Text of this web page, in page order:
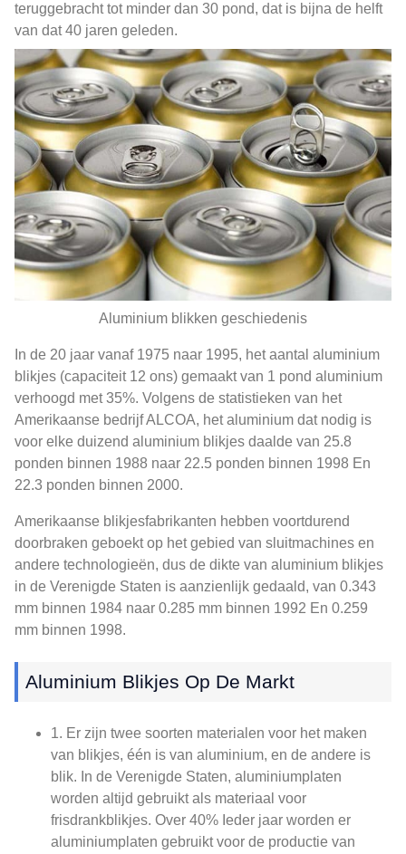
teruggebracht tot minder dan 30 pond, dat is bijna de helft
van dat 40 jaren geleden.
Aluminium blikken geschiedenis
In de 20 jaar vanaf 1975 naar 1995, het aantal aluminium
blikjes (capaciteit 12 ons) gemaakt van 1 pond aluminium
verhoogd met 35%. Volgens de statistieken van het
Amerikaanse bedrijf ALCOA, het aluminium dat nodig is
voor elke duizend aluminium blikjes daalde van 25.8
ponden binnen 1988 naar 22.5 ponden binnen 1998 En
22.3 ponden binnen 2000.
Amerikaanse blikjesfabrikanten hebben voortdurend
doorbraken geboekt op het gebied van sluitmachines en
andere technologieën, dus de dikte van aluminium blikjes
in de Verenigde Staten is aanzienlijk gedaald, van 0.343
mm binnen 1984 naar 0.285 mm binnen 1992 En 0.259
mm binnen 1998.
Aluminium Blikjes Op De Markt
1. Er zijn twee soorten materialen voor het maken
van blikjes, één is van aluminium, en de andere is
blik. In de Verenigde Staten, aluminiumplaten
worden altijd gebruikt als materiaal voor
frisdrankblikjes. Over 40% Ieder jaar worden er
aluminiumplaten gebruikt voor de productie van